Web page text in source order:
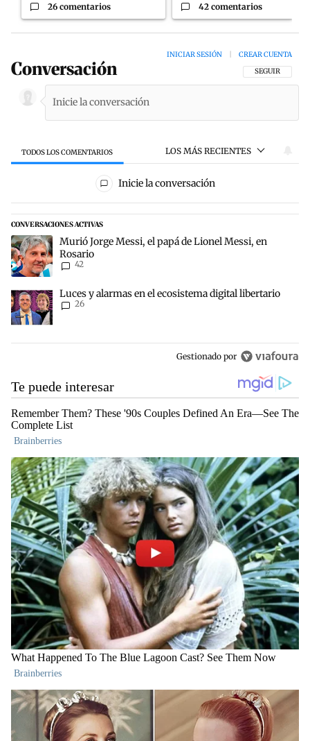
26 comentarios 42 comentarios
Conversación SIGA ESTA
SEGUIR
INICIAR SESIÓN CREAR CUENTA
TODOS LOS COMENTARIOS LOS MÁS RECIENTES
Todos los comentarios
Inicie la conversación
CONVERSACIONES ACTIVAS
Este listado muestra los artículos con más comentarios en los
Un artículo de tendencia con el título "Murió Jorge Messi, el papá
Murió Jorge Messi, el papá de Lionel Messi, en
Rosario
42
Un artículo de tendencia con el título "Luces y alarmas en el
Luces y alarmas en el ecosistema digital libertario
26
Gestionado por